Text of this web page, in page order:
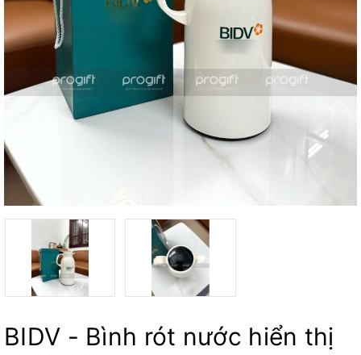
BIDV - Bình rót nước hiển thị